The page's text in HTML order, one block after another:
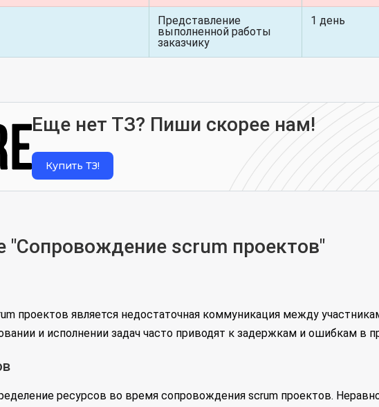
Представление
выполненной работы
заказчику
1 день
Еще нет ТЗ? Пиши скорее нам!
Купить ТЗ!
scrum проектов"
проектов является недостаточная коммуникация между
и исполнении задач часто приводят к задержкам и ошибкам в
ресурсов во время сопровождения scrum проектов.